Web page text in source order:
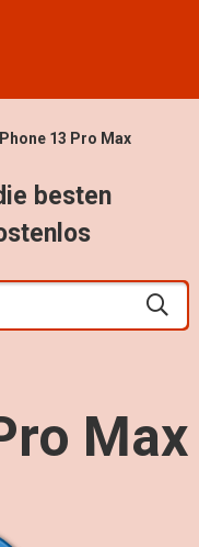
13 Pro Max
besten
Max